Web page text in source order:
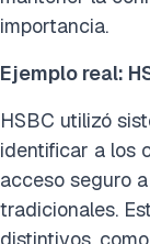
importancia.
Ejemplo real:
HSBC utilizó
identificar a los
acceso seguro
tradicionales.